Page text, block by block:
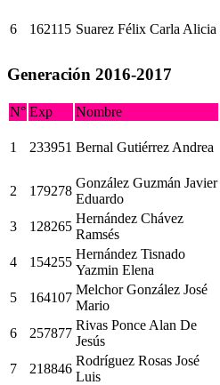
6
162115 Suarez Félix Carla Alicia
Generación 2016-2017
N° Exp Nombre
1 233951 Bernal Gutiérrez Andrea
2 179278
González Guzmán Javier
Eduardo
3
128265
Hernández Chávez
Ramsés
4
154255
Hernández Tisnado
Yazmin Elena
5
164107
Melchor González José
Mario
6
257877
Rivas Ponce Alan De
Jesús
7
218846
Rodríguez Rosas José
Luis